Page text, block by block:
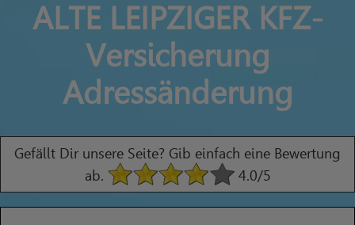
ALTE LEIPZIGER KFZ-
Versicherung
Adressänderung
Gefällt Dir unsere Seite? Gib einfach eine Bewertung
ab.
4.0/5